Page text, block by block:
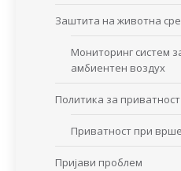
Заштита на животна
Мониторинг систем
амбиентен воздух
Политика за приватност
Приватност при
Пријави проблем